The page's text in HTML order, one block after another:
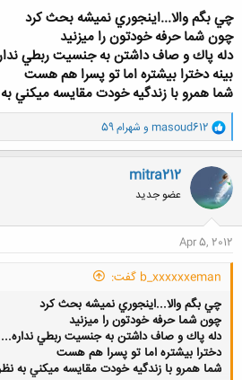
کلیک کنید تا باز
چي بگم والا...اينجوري نميشه بحث كرد
چون شما حرفه خودتون را ميزنيد
دله پاك و صاف داشتن به جنسيت ربطي
بينه دخترا بيشتره اما تو پسرا هم هست
شما همرو با زندگيه خودت مقايسه ميكني
و
ا
ک
ن
ه
ا
masoud612 و شهرام 59
mitra212
عضو جدید
Apr 5, 2012
b_xxxxxxeman گفت:
چي بگم والا...اينجوري نميشه بحث كرد
چون شما حرفه خودتون را ميزنيد
دله پاك و صاف داشتن به جنسيت ربطي
دخترا بيشتره اما تو پسرا هم هست
شما همرو با زندگيه خودت مقايسه ميكني به